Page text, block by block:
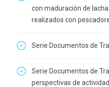
con maduración de
realizados con
Serie Documentos de
Serie Documentos de
perspectivas de